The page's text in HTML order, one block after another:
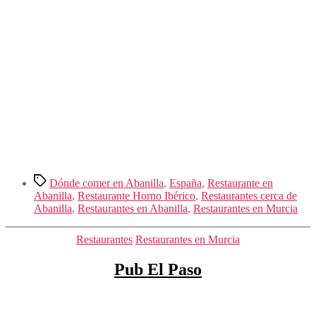
Etiquetas
Dónde comer en Abanilla, España, Restaurante en
Abanilla, Restaurante Horno Ibérico, Restaurantes cerca de
Abanilla, Restaurantes en Abanilla, Restaurantes en Murcia
Categorías
Restaurantes Restaurantes en Murcia
Pub El Paso